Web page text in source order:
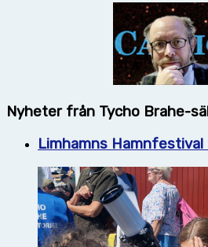
Nyheter från Tycho Brahe-
Limhamns Hamnfestival